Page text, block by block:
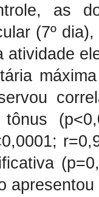
as
(7º
atividade